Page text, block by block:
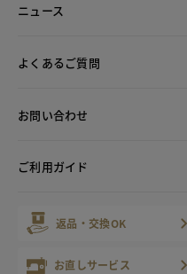
ニュース
よくあるご質問
お問い合わせ
ご利用ガイド
返品・交換OK
お直しサービス